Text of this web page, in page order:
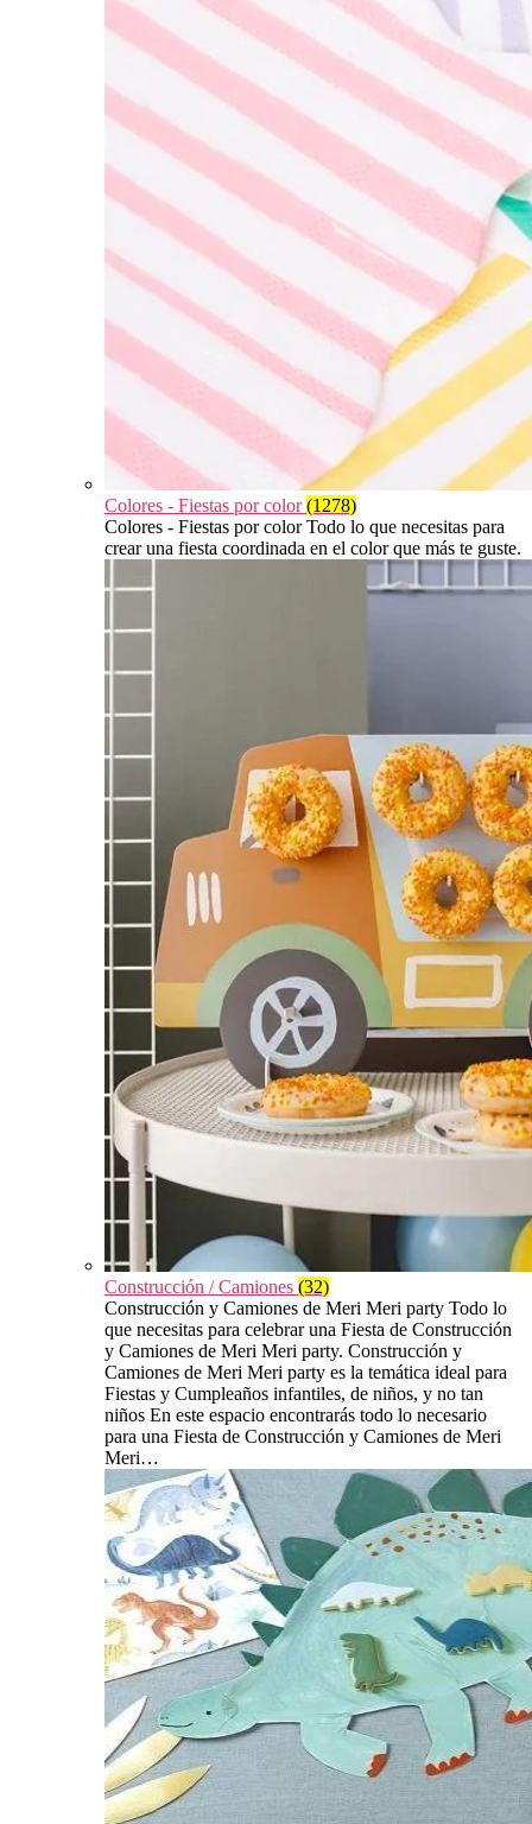
Colores - Fiestas por color(1278)
Colores - Fiestas por color Todo lo que necesitas para
crear una fiesta coordinada en el color que más te guste.
Construcción / Camiones (32)
Construcción y Camiones de Meri Meri party Todo lo
que necesitas para celebrar una Fiesta de Construcción
y Camiones de Meri Meri party. Construcción y
Camiones de Meri Meri party es la temática ideal para
Fiestas y Cumpleaños infantiles, de niños, y no tan
niños En este espacio encontrarás todo lo necesario
para una Fiesta de Construcción y Camiones de Meri
Meri…